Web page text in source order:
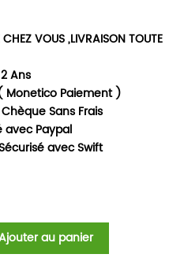
VOUS ,LIVRAISON TOUTE
Ans
Monetico Paiement )
Sans Frais
avec Paypal
avec Swift
CEMENTO
au panier